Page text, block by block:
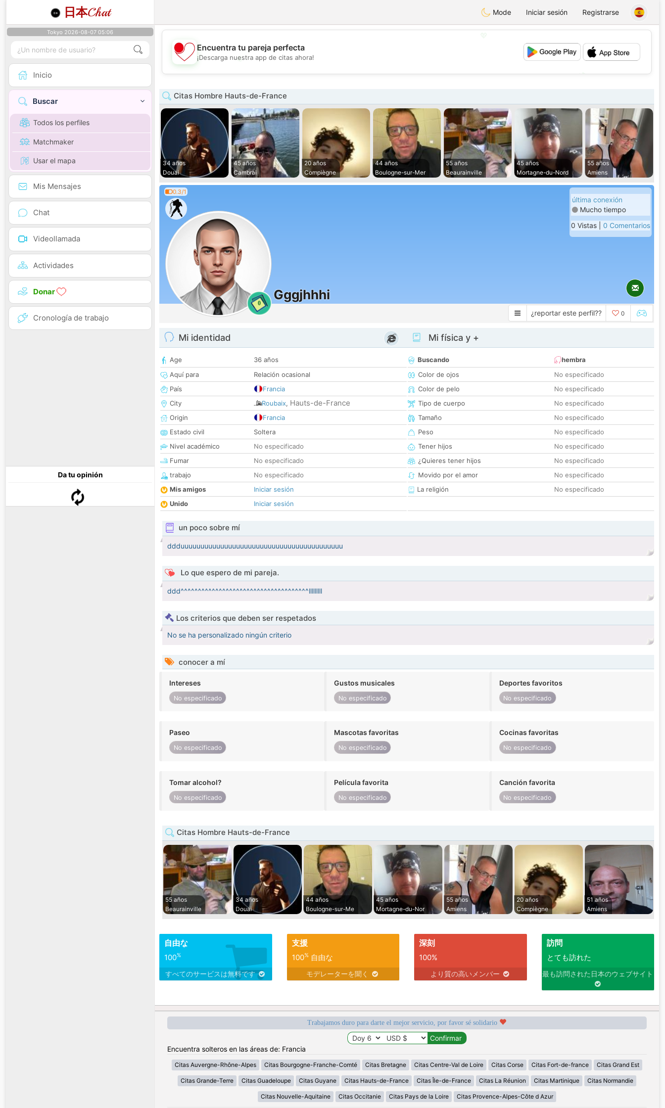
日本Chat Mode Iniciar sesión Registrarse
Tokyo 2026-08-07 05:06
Inicio
Buscar
Todos los perfiles
Matchmaker
Usar el mapa
Mis Mensajes
Chat
Videollamada
Actividades
Donar
Cronología de trabajo
Da tu opinión
💕
Encuentra tu pareja perfecta
¡Descarga nuestra app de citas ahora!
Citas Hombre Hauts-de-France
34 años
Douai
45 años
Cambrai
20 años
Compiègne
44 años
Boulogne-sur-Mer
55 años
Beaurainville
45 años
Mortagne-du-Nord
55 años
Amiens
0.3/1
0
Gggjhhhi
última conexión
Mucho tiempo
0 Vistas | 0 Comentarios
¿reportar este perfil?? 0
Mi identidad
Age
36 años
Aquí para
Relación ocasional
País
Francia
City
Roubaix, Hauts-de-France
Origin
Francia
Estado civil
Soltera
Nivel académico
No especificado
Fumar
No especificado
trabajo
No especificado
Mis amigos
Iniciar sesión
Unido
Iniciar sesión
Mi física y +
Buscando
hembra
Color de ojos
No especificado
Color de pelo
No especificado
Tipo de cuerpo
No especificado
Tamaño
No especificado
Peso
No especificado
Tener hijos
No especificado
¿Quieres tener hijos
No especificado
Movido por el amor
No especificado
La religión
No especificado
un poco sobre mí
ddduuuuuuuuuuuuuuuuuuuuuuuuuuuuuuuuuuuuuuuuu
Lo que espero de mi pareja.
ddd^^^^^^^^^^^^^^^^^^^^^^^^^^^^^^^^^^^^^lllllllll
Los criterios que deben ser respetados
No se ha personalizado ningún criterio
conocer a mí
Intereses
No especificado
Gustos musicales
No especificado
Deportes favoritos
No especificado
Paseo
No especificado
Mascotas favoritas
No especificado
Cocinas favoritas
No especificado
Tomar alcohol?
No especificado
Película favorita
No especificado
Canción favorita
No especificado
Citas Hombre Hauts-de-France
55 años
Beaurainville
34 años
Douai
44 años
Boulogne-sur-Me
45 años
Mortagne-du-Nor
55 años
Amiens
20 años
Compiègne
51 años
Amiens
自由な
100%
すべてのサービスは無料です
支援
100%自由な
モデレーターを聞く
深刻
100%
より質の高いメンバー
訪問
とても訪れた
最も訪問された日本のウェブサイト
Trabajamos duro para darte el mejor servicio, por favor sé solidario
Encuentra solteros en las áreas de: Francia
Citas Auvergne-Rhône-Alpes Citas Bourgogne-Franche-Comté Citas Bretagne Citas Centre-Val de Loire Citas Corse Citas Fort-de-france Citas Grand Est
Citas Grande-Terre Citas Guadeloupe Citas Guyane Citas Hauts-de-France Citas Île-de-France Citas La Réunion Citas Martinique Citas Normandie
Citas Nouvelle-Aquitaine Citas Occitanie Citas Pays de la Loire Citas Provence-Alpes-Côte d Azur